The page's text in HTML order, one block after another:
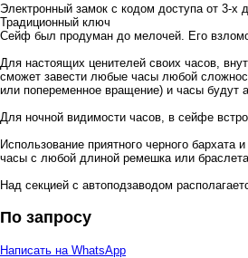
Электронный замок с кодом доступа от 3-х
Традиционный ключ
Сейф был продуман до мелочей. Его
Для настоящих ценителей своих часов,
сможет завести любые часы любой
или попеременное вращение) и часы будут
Для ночной видимости часов, в сейфе
Использование приятного черного
часы с любой длиной ремешка или браслета.
Над секцией с автоподзаводом
По запросу
Написать на WhatsApp